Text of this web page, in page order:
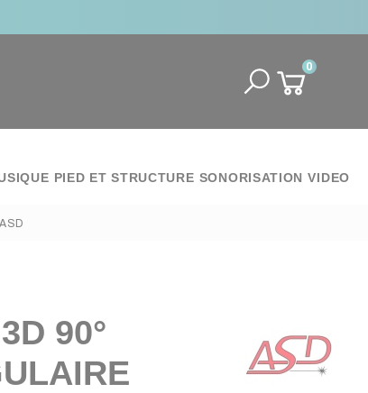
0
PIED ET STRUCTURE SONORISATION VIDEO
90°